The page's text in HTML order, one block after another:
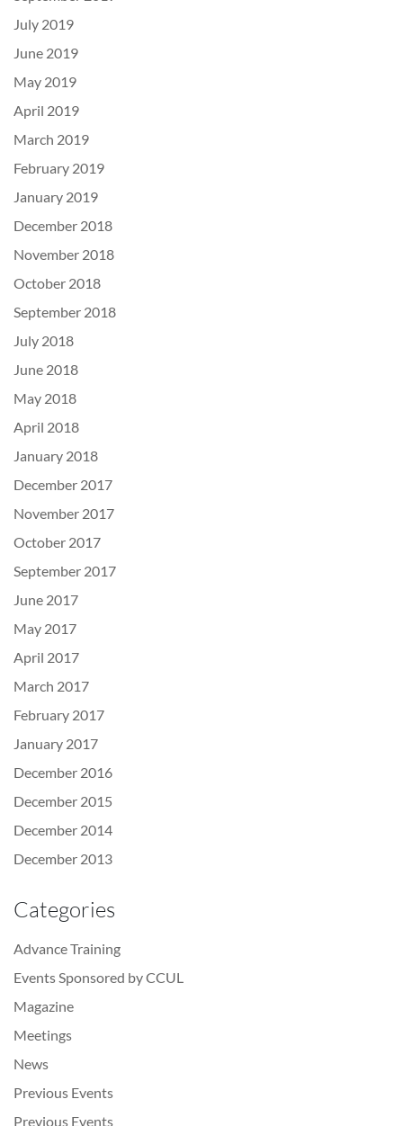
July 2019
June 2019
May 2019
April 2019
March 2019
February 2019
January 2019
December 2018
November 2018
October 2018
September 2018
July 2018
June 2018
May 2018
April 2018
January 2018
December 2017
November 2017
October 2017
September 2017
June 2017
May 2017
April 2017
March 2017
February 2017
January 2017
December 2016
December 2015
December 2014
December 2013
Categories
Advance Training
Events Sponsored by CCUL
Magazine
Meetings
News
Previous Events
Previous Events